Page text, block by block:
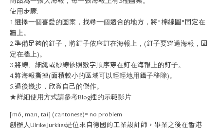
商品為一張大海報，每一張海報上有3種圖案。
使用步驟:
1.選擇一個喜愛的圖案，找尋一個適合的地方，將"棉線圖"固定在
牆上。
2.準備足夠的釘子，將釘子依序釘在海報上，(釘子要穿過海報，固
定在牆上)。
3.將線、細繩或紗線依照數字順序穿在釘在海報上的釘子。
4.將海報撕掉(面積較小的區域可以輕輕地用鑷子移除)。
5.退後幾步，欣賞自己的傑作。
★詳細使用方式請參考Blog裡的示範影片
[mó, man, tai] (cantonese)= no problem
創辦人Ulrike Jurklies是位來自德國的工業設計師，畢業之後在香港
隱私政策
網站地圖